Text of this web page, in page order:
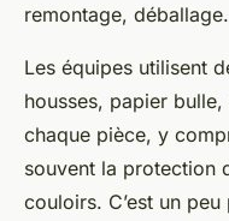
remontage, déballage.
Les équipes utilisent
housses, papier
chaque pièce, y
souvent la protection
couloirs. C’est un